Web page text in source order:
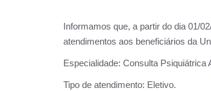
Informamos que, a partir do dia 01/
atendimentos aos beneficiários da
Especialidade: Consulta Psiquiátrica
Tipo de atendimento: Eletivo.